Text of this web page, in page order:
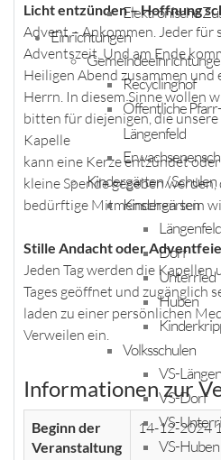
Elektronische
Einrichtungen
Recyclinghof
Öffentliche
Längenfeld
Kindergärten / Schulen
Kindergärten
Längenfeld
Dorf
Unterried
Huben
Volksschulen
VS-
VS-Dorf
VS-
VS-Huben
Licht entzünden – Hoffnung
Advent – Ankommen. Jeder für
Adventszeit. Und am Ende
Heiligen Abend zusammen
Herrn. In diesem Sinne wollen
bitten für diejenigen, die
Kapelle
kann eine Kerze entzündet
kleine Spende gegeben
bedürftige Mitmenschen sein
Stille Andacht oder
Jeden Tag werden die
Tages geöffnet und zugänglich
laden zu einer persönlichen
Verweilen ein.
Informationen zur
Beginn der
Veranstaltung
14-12-2024